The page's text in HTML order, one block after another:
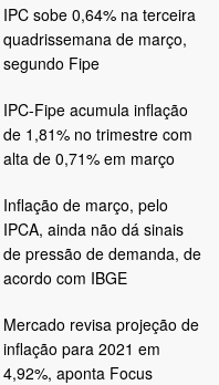
IPC sobe 0,64% na terceira
quadrissemana de março,
segundo Fipe
IPC-Fipe acumula inflação
de 1,81% no trimestre com
alta de 0,71% em março
Inflação de março, pelo
IPCA, ainda não dá sinais
de pressão de demanda, de
acordo com IBGE
Mercado revisa projeção de
inflação para 2021 em
4,92%, aponta Focus